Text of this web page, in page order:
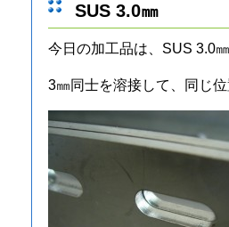
SUS 3.0㎜
今日の加工品は、SUS 3.0㎜
3㎜同士を溶接して、同じ位